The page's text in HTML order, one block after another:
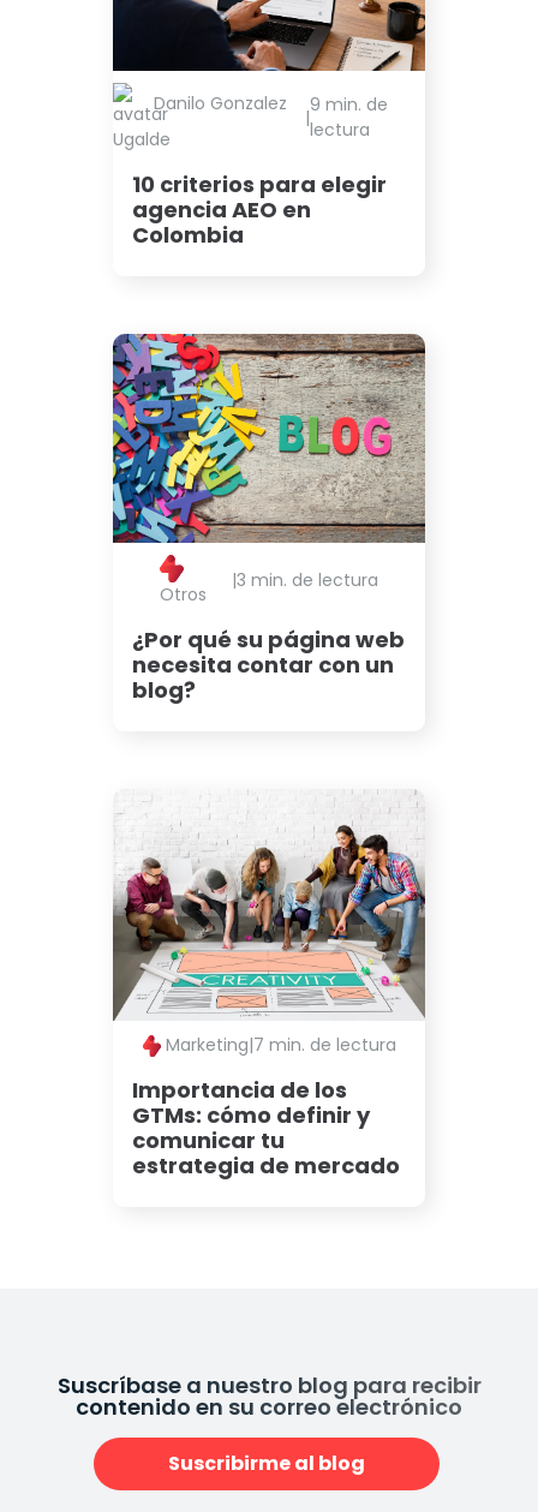
Danilo Gonzalez
Ugalde
|
9 min. de
lectura
10 criterios para elegir
agencia AEO en
Colombia
Otros
|3 min. de lectura
¿Por qué su página web
necesita contar con un
blog?
Marketing|7 min. de lectura
Importancia de los
GTMs: cómo definir y
comunicar tu
estrategia de mercado
Suscríbase a nuestro blog para recibir
contenido en su correo electrónico
Suscribirme al blog